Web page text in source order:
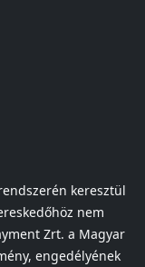
keresztül
nem
Zrt. a Magyar
engedélyének